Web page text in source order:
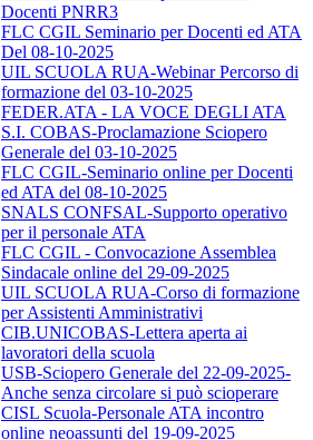
Docenti PNRR3
FLC CGIL Seminario per Docenti ed ATA
Del 08-10-2025
UIL SCUOLA RUA-Webinar Percorso di
formazione del 03-10-2025
FEDER.ATA - LA VOCE DEGLI ATA
S.I. COBAS-Proclamazione Sciopero
Generale del 03-10-2025
FLC CGIL-Seminario online per Docenti
ed ATA del 08-10-2025
SNALS CONFSAL-Supporto operativo
per il personale ATA
FLC CGIL - Convocazione Assemblea
Sindacale online del 29-09-2025
UIL SCUOLA RUA-Corso di formazione
per Assistenti Amministrativi
CIB.UNICOBAS-Lettera aperta ai
lavoratori della scuola
USB-Sciopero Generale del 22-09-2025-
Anche senza circolare si può scioperare
CISL Scuola-Personale ATA incontro
online neoassunti del 19-09-2025